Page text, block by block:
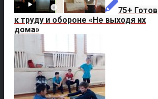
75+ Готов
к труду и обороне «Не выходя их
дома»